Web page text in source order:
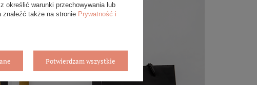
określić warunki przechowywania lub
znaleźć także na stronie Prywatność i
Potwierdzam wszystkie